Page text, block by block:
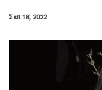
Σεπ 18, 2022